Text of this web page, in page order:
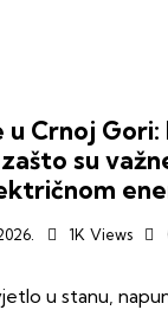
Crnoj Gori:
su
1K Views
u stanu,